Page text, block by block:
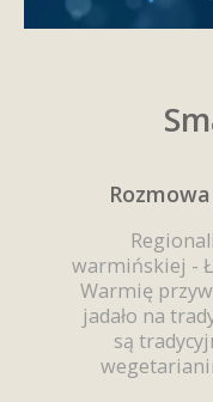
warmińskiej -
Warmię
jadało na
są